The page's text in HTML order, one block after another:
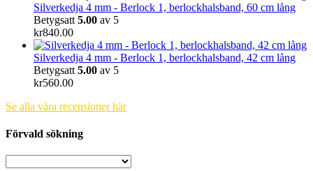
Silverkedja 4 mm - Berlock 1, berlockhalsband, 60 cm lång
Betygsatt 5.00 av 5
kr840.00
Silverkedja 4 mm - Berlock 1, berlockhalsband, 42 cm lång
Betygsatt 5.00 av 5
kr560.00
Se alla våra recensioner här
Förvald sökning